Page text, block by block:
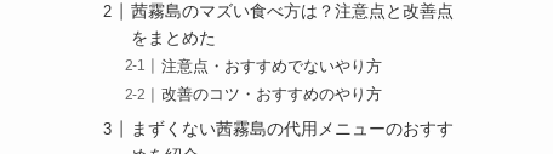
茜霧島のマズい食べ方は？注意点と改善点
をまとめた
注意点・おすすめでないやり方
改善のコツ・おすすめのやり方
まずくない茜霧島の代用メニューのおすす